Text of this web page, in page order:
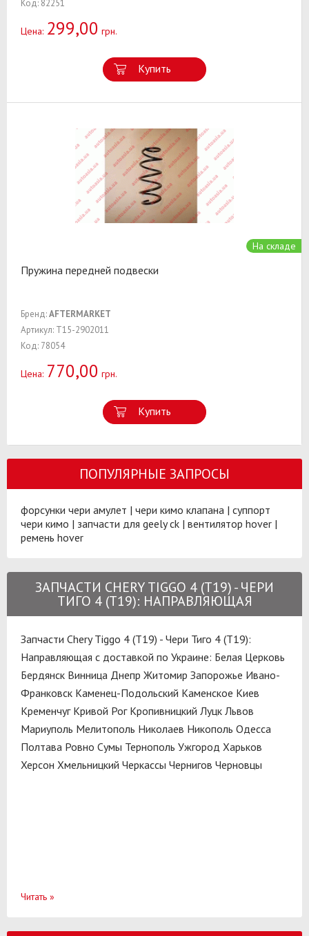
Код: 82251
Цена: 299,00 грн.
Купить
На складе
Пружина передней подвески
Бренд:AFTERMARKET
Артикул: T15-2902011
Код: 78054
Цена: 770,00 грн.
Купить
ПОПУЛЯРНЫЕ ЗАПРОСЫ
форсунки чери амулет | чери кимо клапана | суппорт
чери кимо | запчасти для geely ck | вентилятор hover |
ремень hover
ЗАПЧАСТИ CHERY TIGGO 4 (T19) - ЧЕРИ
ТИГО 4 (T19): НАПРАВЛЯЮЩАЯ
Запчасти Chery Tiggo 4 (T19) - Чери Тиго 4 (T19):
Направляющая с доставкой по Украине: Белая Церковь
Бердянск Винница Днепр Житомир Запорожье Ивано-
Франковск Каменец-Подольский Каменское Киев
Кременчуг Кривой Рог Кропивницкий Луцк Львов
Мариуполь Мелитополь Николаев Никополь Одесса
Полтава Ровно Сумы Тернополь Ужгород Харьков
Херсон Хмельницкий Черкассы Чернигов Черновцы
Читать »